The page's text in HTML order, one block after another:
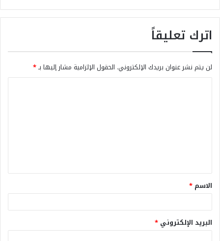
اترك تعليقاً
لن يتم نشر عنوان بريدك الإلكتروني. الحقول الإلزامية مشار إليها بـ*
الاسم *
البريد الإلكتروني *